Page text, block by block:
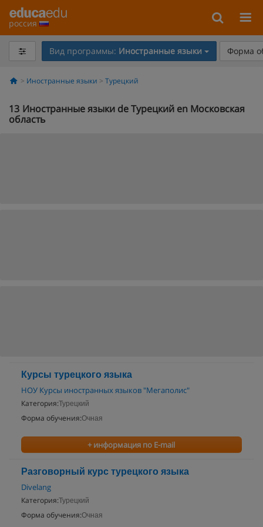
россия
Вид программы: Иностранные языки Форма
Иностранные языки Турецкий
13 Иностранные языки de Турецкий en Московская
область
Курсы турецкого языка
НОУ Курсы иностранных языков "Мегаполис"
Категория:Турецкий
Форма обучения:Очная
+ информация по E-mail
Разговорный курс турецкого языка
Divelang
Категория:Турецкий
Форма обучения:Очная